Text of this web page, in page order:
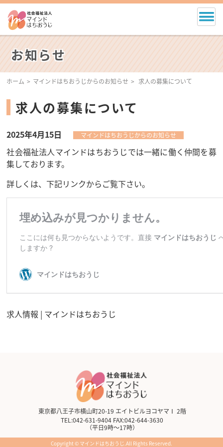
お知らせ
ホーム マインドはちおうじからのお知らせ 求人の募集について
求人の募集について
2025年4月15日 マインドはちおうじからのお知らせ
社会福祉法人マインドはちおうじでは一緒に働く仲間を募
集しております。
詳しくは、下記リンクからご覧下さい。
求人情報 | マインドはちおうじ
東京都八王子市横山町20-19 エイトビルヨコヤマⅠ 2階
TEL:042-631-9404 FAX:042-644-3630
（平日9時～17時）
Copyright © マインドはちおうじ.All Rights Reserved.